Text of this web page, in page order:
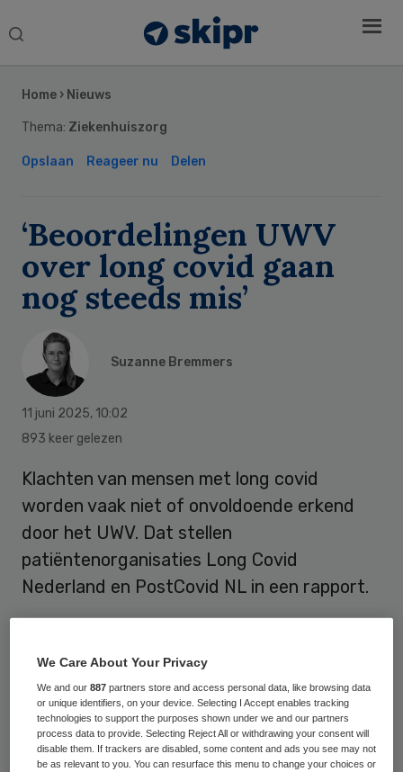
Search
Home › Nieuws
Thema: Ziekenhuiszorg
Opslaan Reageer nu Delen
‘Beoordelingen UWV
over long covid gaan
nog steeds mis’
Suzanne Bremmers
11 juni 2025, 10:02
893 keer gelezen
Klachten van mensen met long covid
worden vaak niet of onvoldoende erkend
door het UWV. Dat stellen
patiëntenorganisaties Long Covid
Nederland en PostCovid NL in een rapport.
achterbanraadpleging onder 755
respondenten met long covid. Hieruit blijkt
dat 42 procent vindt dat hun
belastbaarheid door het UWV veel te hoog
Sidebar
We Care About Your Privacy
We and our887 partners store and access personal data, like browsing data
or unique identifiers, on your device. Selecting I Accept enables tracking
technologies to support the purposes shown under we and our partners
process data to provide. Selecting Reject All or withdrawing your consent will
disable them. If trackers are disabled, some content and ads you see may not
be as relevant to you. You can resurface this menu to change your choices or